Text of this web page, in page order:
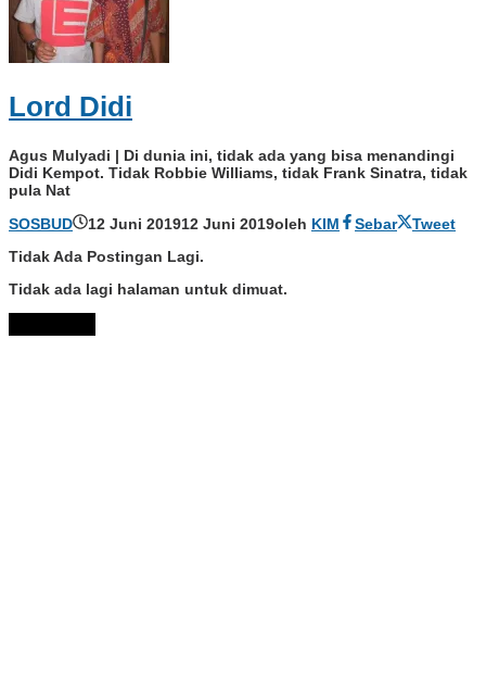
Lord Didi
Agus Mulyadi | Di dunia ini, tidak ada yang bisa menandingi
Didi Kempot. Tidak Robbie Williams, tidak Frank Sinatra, tidak
pula Nat
SOSBUD
12 Juni 201912 Juni 2019oleh KIM Sebar
Tweet
Tidak Ada Postingan Lagi.
Tidak ada lagi halaman untuk dimuat.